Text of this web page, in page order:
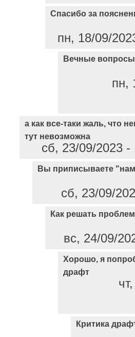
Спасибо за
пн, 18/09/
Вечные вопросы
пн,
а как все-таки жаль, что
тут невозможна
сб, 23/09/2023
Вы приписываете
сб, 23/09/
Как решать
вс, 24/09/
Хорошо, я
драфт
Критика